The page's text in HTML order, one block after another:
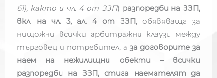
61), както и чл. 4 от ЗЗП) разпоредби на ЗЗП,
вкл. на чл. 3, ал. 4 от ЗЗП, обявяваща за
нищожни всички арбитражни клаузи между
търговец и потребител, а за договорите за
наем на нежилищни обекти – всички
разпоредби на ЗЗП, стига наемателят да